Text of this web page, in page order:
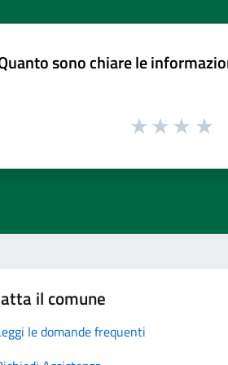
sono chiare le
il comune
le domande frequenti